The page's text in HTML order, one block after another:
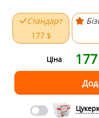
Стандарт
177 $
Ціна 177